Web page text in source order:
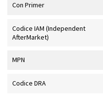
Con Primer
Codice IAM (Independent
AfterMarket)
MPN
Codice DRA